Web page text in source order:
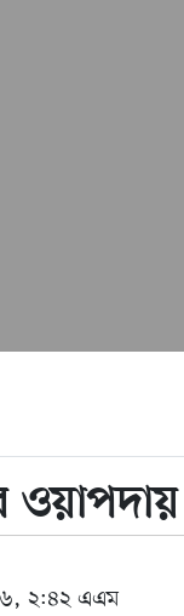
২:৪২ এএম